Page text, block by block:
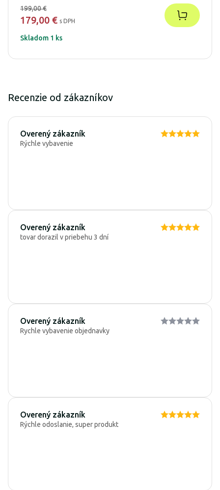
199,00 €
179,00 € s DPH
Skladom 1 ks
Recenzie od zákazníkov
Overený zákazník
Rýchle vybavenie
Overený zákazník
tovar dorazil v priebehu 3 dní
Overený zákazník
Rychle vybavenie objednavky
Overený zákazník
Rýchle odoslanie, super produkt